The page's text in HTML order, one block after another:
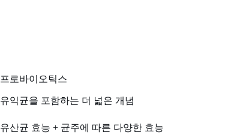
프로바이오틱스
유익균을 포함하는 더 넓은 개념
유산균 효능 + 균주에 따른 다양한 효능